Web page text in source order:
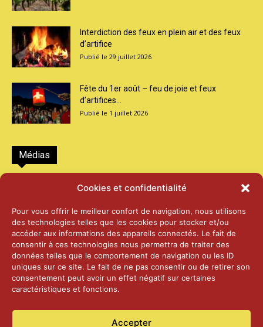
Cookies et confidentialité
Pour vous offrir le meilleur confort de navigation, nous utilisons
des technologies telles que les cookies pour stocker et/ou
accéder aux informations des appareils connectés. Le fait de
consentir à ces technologies nous permettra de traiter des
données telles que le comportement de navigation ou les ID
uniques sur ce site. Le fait de ne pas consentir ou de retirer son
consentement peut avoir un effet négatif sur certaines
caractéristiques et fonctions.
Accepter
Interdiction des feux en plein air et des feux
d’artifice
29 juillet 2026
Fête du 1er août – feu de joie et feux
d’artifices...
1 juillet 2026
Médias
2026 – Laiterie d’Orsières et Abbaye de St-
25 juin 2026
2025 – Palais Fédéral – Berne
25 juin 2026
14 janvier 2025